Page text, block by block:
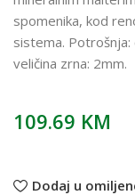
spomenika, kod
sistema. Potrošnja:
veličina zrna: 2mm.
109.69 KM
Dodaj u